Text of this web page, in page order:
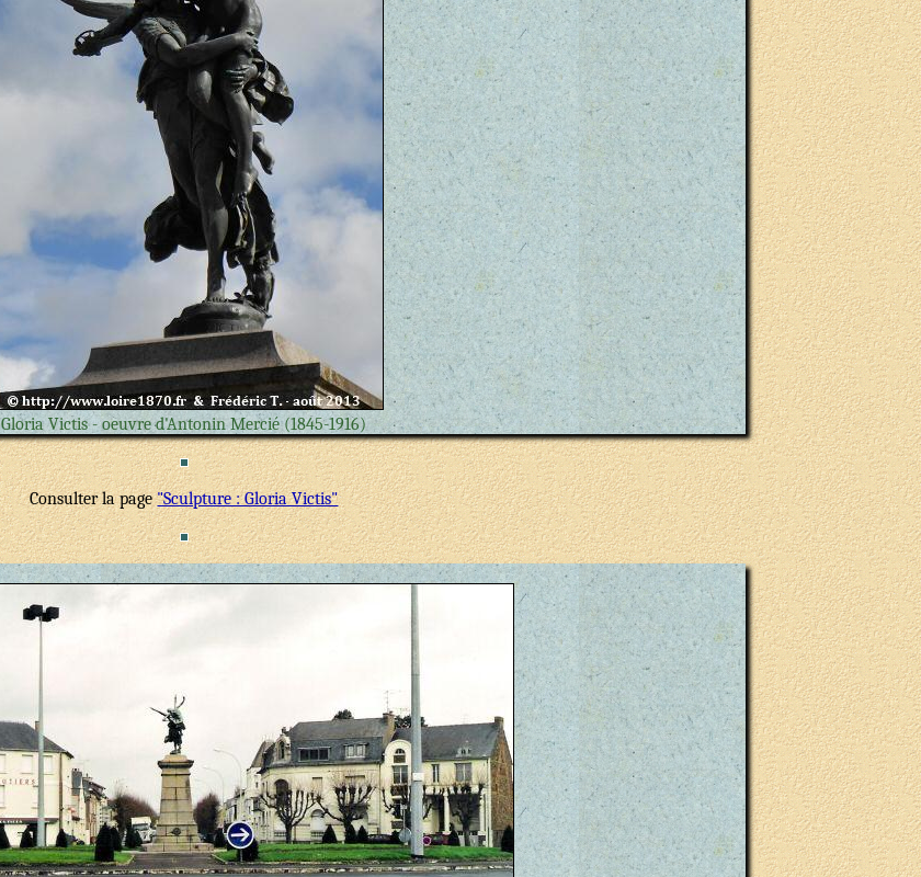
Gloria Victis - oeuvre d'Antonin Mercié (1845-1916)
Consulter la page"Sculpture : Gloria Victis"